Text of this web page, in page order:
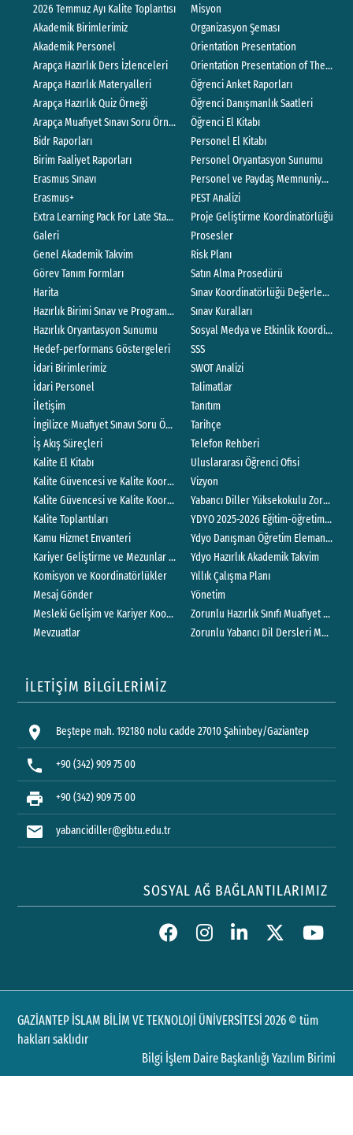
2026 Temmuz Ayı Kalite Toplantısı
Akademik Birimlerimiz
Akademik Personel
Arapça Hazırlık Ders İzlenceleri
Arapça Hazırlık Materyalleri
Arapça Hazırlık Quiz Örneği
Arapça Muafiyet Sınavı Soru Örnekleri
Bidr Raporları
Birim Faaliyet Raporları
Erasmus Sınavı
Erasmus+
Extra Learning Pack For Late Starters
Galeri
Genel Akademik Takvim
Görev Tanım Formları
Harita
Hazırlık Birimi Sınav ve Program Koordinatörlüğü
Hazırlık Oryantasyon Sunumu
Hedef-performans Göstergeleri
İdari Birimlerimiz
İdari Personel
İletişim
İngilizce Muafiyet Sınavı Soru Örnekleri
İş Akış Süreçleri
Kalite El Kitabı
Kalite Güvencesi ve Kalite Koordinatörlüğü
Kalite Güvencesi ve Kalite Koordinatörlüğü Yönergesi
Kalite Toplantıları
Kamu Hizmet Envanteri
Kariyer Geliştirme ve Mezunlar Koordinatörlüğü
Komisyon ve Koordinatörlükler
Mesaj Gönder
Mesleki Gelişim ve Kariyer Koordinatörlüğü
Mevzuatlar
Misyon
Organizasyon Şeması
Orientation Presentation
Orientation Presentation of The
Öğrenci Anket Raporları
Öğrenci Danışmanlık Saatleri
Öğrenci El Kitabı
Personel El Kitabı
Personel Oryantasyon Sunumu
Personel ve Paydaş Memnuniyet
PEST Analizi
Proje Geliştirme Koordinatörlüğü
Prosesler
Risk Planı
Satın Alma Prosedürü
Sınav Koordinatörlüğü Değerlendirme
Sınav Kuralları
Sosyal Medya ve Etkinlik
SSS
SWOT Analizi
Talimatlar
Tanıtım
Tarihçe
Telefon Rehberi
Uluslararası Öğrenci Ofisi
Vizyon
Yabancı Diller Yüksekokulu Zorunlu
YDYO 2025-2026 Eğitim-öğretim Yılı
Ydyo Danışman Öğretim Elemanı
Ydyo Hazırlık Akademik Takvim
Yıllık Çalışma Planı
Yönetim
Zorunlu Hazırlık Sınıfı Muafiyet Sınavı
Zorunlu Yabancı Dil Dersleri Muafiyet
İLETİŞİM BİLGİLERİMİZ
location_on Beştepe mah. 192180 nolu cadde 27010 Şahinbey/Gaziantep
phone +90 (342) 909 75 00
print +90 (342) 909 75 00
mail yabancidiller@gibtu.edu.tr
SOSYAL AĞ BAĞLANTILARIMIZ
GAZİANTEP İSLAM BİLİM VE TEKNOLOJİ ÜNİVERSİTESİ 2026 © tüm
hakları saklıdır
Bilgi İşlem Daire Başkanlığı Yazılım Birimi